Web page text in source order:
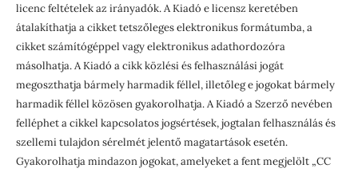
licenc feltételek az irányadók. A Kiadó e licensz keretében
átalakíthatja a cikket tetszőleges elektronikus formátumba, a
cikket számítógéppel vagy elektronikus adathordozóra
másolhatja. A Kiadó a cikk közlési és felhasználási jogát
megoszthatja bármely harmadik féllel, illetőleg e jogokat bármely
harmadik féllel közösen gyakorolhatja. A Kiadó a Szerző nevében
felléphet a cikkel kapcsolatos jogsértések, jogtalan felhasználás és
szellemi tulajdon sérelmét jelentő magatartások esetén.
Gyakorolhatja mindazon jogokat, amelyeket a fent megjelölt „CC